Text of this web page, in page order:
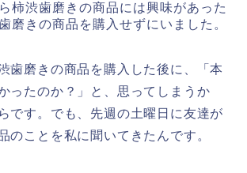
柿渋歯磨きの商品には興味があった
磨きの商品を購入せずにいました。
歯磨きの商品を購入した後に、「本
ったのか？」と、思ってしまうか
です。でも、先週の土曜日に友達が
のことを私に聞いてきたんです。